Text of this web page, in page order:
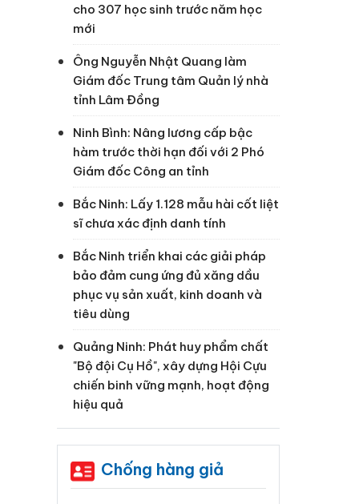
cho 307 học sinh trước năm học
mới
Ông Nguyễn Nhật Quang làm
Giám đốc Trung tâm Quản lý nhà
tỉnh Lâm Đồng
Ninh Bình: Nâng lương cấp bậc
hàm trước thời hạn đối với 2 Phó
Giám đốc Công an tỉnh
Bắc Ninh: Lấy 1.128 mẫu hài cốt liệt
sĩ chưa xác định danh tính
Bắc Ninh triển khai các giải pháp
bảo đảm cung ứng đủ xăng dầu
phục vụ sản xuất, kinh doanh và
tiêu dùng
Quảng Ninh: Phát huy phẩm chất
"Bộ đội Cụ Hồ", xây dựng Hội Cựu
chiến binh vững mạnh, hoạt động
hiệu quả
Chống hàng giả